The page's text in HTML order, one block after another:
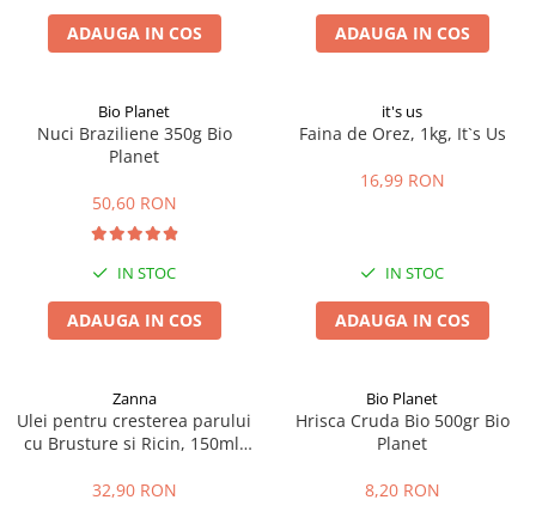
Produse pentru sportivi
Suplimente fitness
Batoane proteice
Pentru antrenament
Mama si copilul
Produse pentru copii
Sarcina si alaptare
Atelierul de cafea si ceaiuri
Ceaiuri simple
Ceaiuri medicinale compuse
Ceaiuri Maté
Cafea verde
Ulei de Cocos
Alte produse din Cocos
ADAUGA IN COS ADAUGA IN COS
Bio Planet
Nuci Braziliene 350g Bio
Planet
50,60 RON
IN STOC
ADAUGA IN COS
it's us
Faina de Orez, 1kg, It`s Us
16,99 RON
IN STOC
ADAUGA IN COS
Zanna
Ulei pentru cresterea parului
cu Brusture si Ricin, 150ml,
32,90 RON
Bio Planet
Hrisca Cruda Bio 500gr Bio
Planet
8,20 RON